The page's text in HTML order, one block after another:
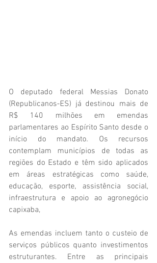
O deputado federal Messias Donato
(Republicanos-ES) já destinou mais de
R$ 140 milhões em emendas
parlamentares ao Espírito Santo desde o
início do mandato. Os recursos
contemplam municípios de todas as
regiões do Estado e têm sido aplicados
em áreas estratégicas como saúde,
educação, esporte, assistência social,
infraestrutura e apoio ao agronegócio
capixaba,
As emendas incluem tanto o custeio de
serviços públicos quanto investimentos
estruturantes. Entre as principais